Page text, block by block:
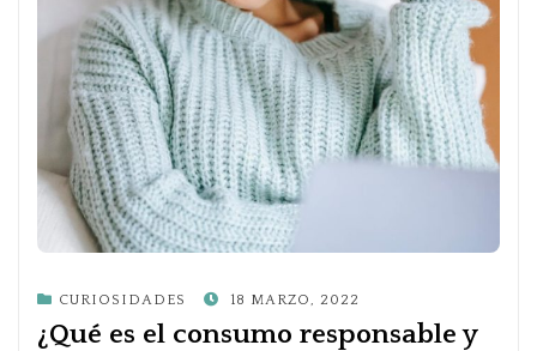
CURIOSIDADES
POSTED
18 MARZO, 2022
¿Qué es el consumo responsable y